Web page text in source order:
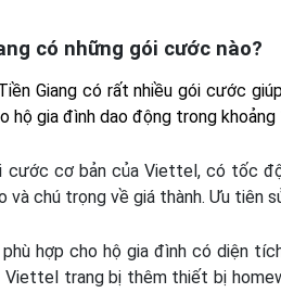
có những gói cước nào?
Giang có rất nhiều gói cước
hộ gia đình dao động trong
cước cơ bản của Viettel, có tốc
và chú trọng về giá thành. Ưu tiên
hợp cho hộ gia đình có diện
trang bị thêm thiết bị